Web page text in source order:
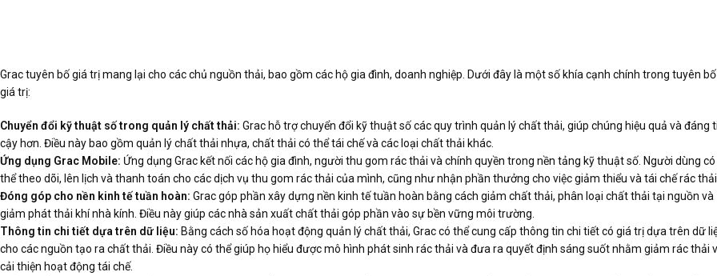
Grac tuyên bố giá trị mang lại cho các chủ nguồn thải, bao gồm các hộ gia đình, doanh nghiệp. Dưới đây là một số khía cạnh chính trong tuyên bố
giá trị:
Chuyển đổi kỹ thuật số trong quản lý chất thải: Grac hỗ trợ chuyển đổi kỹ thuật số các quy trình quản lý chất thải, giúp chúng hiệu quả và đáng
cậy hơn. Điều này bao gồm quản lý chất thải nhựa, chất thải có thể tái chế và các loại chất thải khác.
Ứng dụng Grac Mobile: Ứng dụng Grac kết nối các hộ gia đình, người thu gom rác thải và chính quyền trong nền tảng kỹ thuật số. Người dùng có
thể theo dõi, lên lịch và thanh toán cho các dịch vụ thu gom rác thải của mình, cũng như nhận phần thưởng cho việc giảm thiểu và tái chế rác thải.
Đóng góp cho nền kinh tế tuần hoàn: Grac góp phần xây dựng nền kinh tế tuần hoàn bằng cách giảm chất thải, phân loại chất thải tại nguồn và
giảm phát thải khí nhà kính. Điều này giúp các nhà sản xuất chất thải góp phần vào sự bền vững môi trường.
Thông tin chi tiết dựa trên dữ liệu: Bằng cách số hóa hoạt động quản lý chất thải, Grac có thể cung cấp thông tin chi tiết có giá trị dựa trên dữ
cho các nguồn tạo ra chất thải. Điều này có thể giúp họ hiểu được mô hình phát sinh rác thải và đưa ra quyết định sáng suốt nhằm giảm rác thải
cải thiện hoạt động tái chế.